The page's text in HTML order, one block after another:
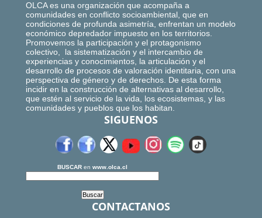
OLCA es una organización que acompaña a
comunidades en conflicto socioambiental, que en
condiciones de profunda asimetría, enfrentan un modelo
económico depredador impuesto en los territorios.
Promovemos la participación y el protagonismo
colectivo, la sistematización y el intercambio de
experiencias y conocimientos, la articulación y el
desarrollo de procesos de valoración identitaria, con una
perspectiva de género y de derechos. De esta forma
incidir en la construcción de alternativas al desarrollo,
que estén al servicio de la vida, los ecosistemas, y las
comunidades y pueblos que los habitan.
SIGUENOS
BUSCAR en www.olca.cl
CONTACTANOS